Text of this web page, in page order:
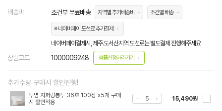
배송비 조건부 무료배송 지역별 추가배송비 조건별 배송
※ 네이버페이 도선료 추가결제
네이버페이결제시, 제주.도서산지역 도선료는 별도결제 진행해주세요
상품코드 1000009248 샘플신청하러가기
추가수량 구매시 할인진행!
투명 지퍼링봉투 36호 100장 x5개 구매
시 할인적용
15,490원